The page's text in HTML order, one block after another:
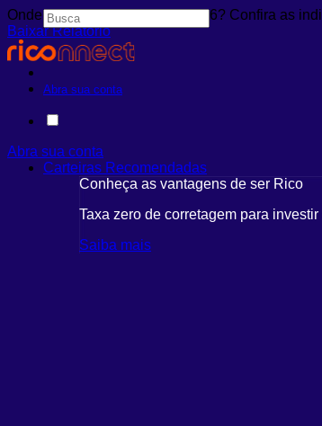
Onde investir em agosto de 2026? Confira as
Baixar Relatório
Abra sua conta
Abra sua conta
Carteiras Recomendadas
Conheça as vantagens de ser Rico
Taxa zero de corretagem para
Saiba mais